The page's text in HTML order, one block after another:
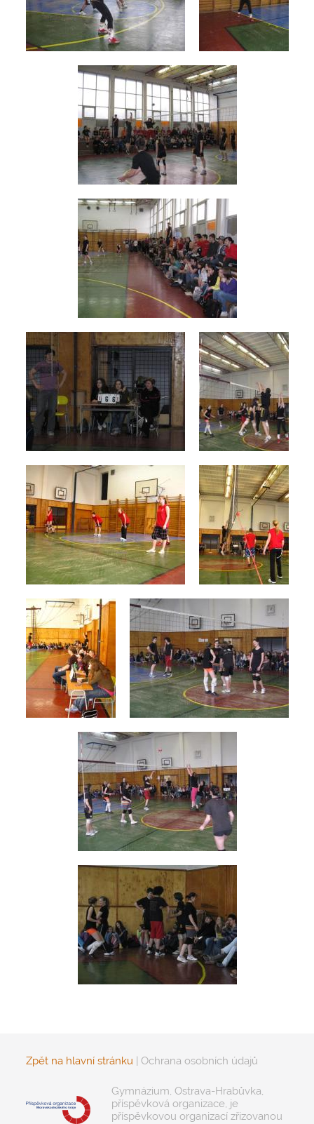
Zpět na hlavní stránku | Ochrana osobních údajů
Gymnázium, Ostrava-Hrabůvka,
příspěvková organizace, je
příspěvkovou organizací zřizovanou